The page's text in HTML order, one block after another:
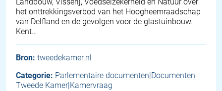
het onttrekkingsverbod van het Hoogheemraadschap
van Delfland en de gevolgen voor de glastuinbouw.
Kent…
Bron: tweedekamer.nl
Categorie: Parlementaire documenten|Documenten
Tweede Kamer|Kamervraag